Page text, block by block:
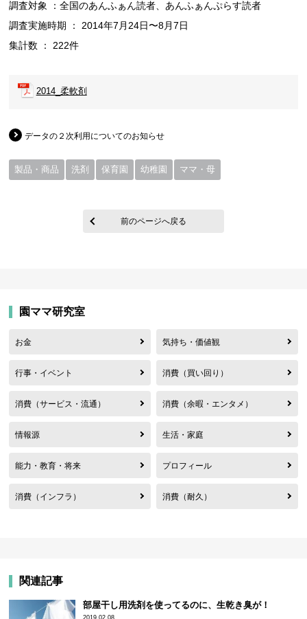
調査対象 ：全国のあんふぁん読者、あんふぁんぷらす読者
調査実施時期 ： 2014年7月24日〜8月7日
集計数 ： 222件
2014_柔軟剤
データの２次利用についてのお知らせ
製品・商品 洗剤 保育園 幼稚園 ママ・母
前のページへ戻る
園ママ研究室
お金 気持ち・価値観
行事・イベント 消費（買い回り）
消費（サービス・流通） 消費（余暇・エンタメ）
情報源 生活・家庭
能力・教育・将来 プロフィール
消費（インフラ） 消費（耐久）
関連記事
部屋干し用洗剤を使ってるのに、生乾き臭が！
2019.02.08